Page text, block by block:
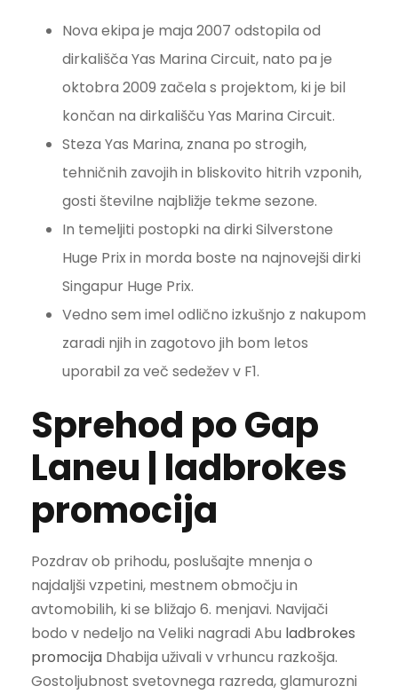
Nova ekipa je maja 2007 odstopila od
dirkališča Yas Marina Circuit, nato pa je
oktobra 2009 začela s projektom, ki je bil
končan na dirkališču Yas Marina Circuit.
Steza Yas Marina, znana po strogih,
tehničnih zavojih in bliskovito hitrih vzponih,
gosti številne najbližje tekme sezone.
In temeljiti postopki na dirki Silverstone
Huge Prix in morda boste na najnovejši dirki
Singapur Huge Prix.
Vedno sem imel odlično izkušnjo z nakupom
zaradi njih in zagotovo jih bom letos
uporabil za več sedežev v F1.
Sprehod po Gap
Laneu | ladbrokes
promocija
Pozdrav ob prihodu, poslušajte mnenja o
najdaljši vzpetini, mestnem območju in
avtomobilih, ki se bližajo 6. menjavi. Navijači
bodo v nedeljo na Veliki nagradi Abu ladbrokes
promocija Dhabija uživali v vrhuncu razkošja.
Gostoljubnost svetovnega razreda, glamurozni